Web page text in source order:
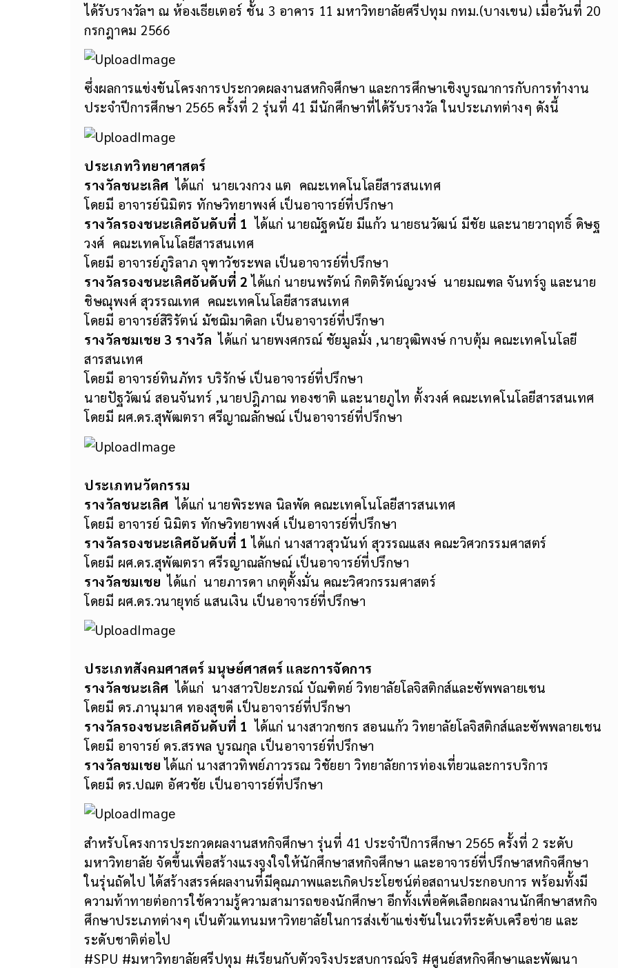
ได้รับรางวัลฯ ณ ห้องเธียเตอร์ ชั้น 3 อาคาร 11 มหาวิทยาลัยศรีปทุม กทม.(บางเขน) เมื่อวันที่ 20
กรกฎาคม 2566
ซึ่งผลการแข่งขันโครงการประกวดผลงานสหกิจศึกษา และการศึกษาเชิงบูรณาการกับการทำงาน
ประจำปีการศึกษา 2565 ครั้งที่ 2 รุ่นที่ 41 มีนักศึกษาที่ได้รับรางวัล ในประเภทต่างๆ ดังนี้
ประเภทวิทยาศาสตร์
รางวัลชนะเลิศได้แก่ นายเวงกวง แต คณะเทคโนโลยีสารสนเทศ
โดยมี อาจารย์นิมิตร ทักษวิทยาพงศ์ เป็นอาจารย์ที่ปรึกษา
รางวัลรองชนะเลิศอันดับที่ 1ได้แก่ นายณัฐดนัย มีแก้ว นายธนวัฒน์ มีชัย และนายวาฤทธิ์ ดิษฐ
วงศ์ คณะเทคโนโลยีสารสนเทศ
โดยมี อาจารย์ภูริลาภ จุฑาวัชระพล เป็นอาจารย์ที่ปรึกษา
รางวัลรองชนะเลิศอันดับที่ 2ได้แก่ นายนพรัตน์ กิตติรัตน์ญวงษ์ นายมณฑล จันทร์จู และนาย
ชิษณุพงศ์ สุวรรณเทศ คณะเทคโนโลยีสารสนเทศ
โดยมี อาจารย์สิริรัตน์ มัชฌิมาดิลก เป็นอาจารย์ที่ปรึกษา
รางวัลชมเชย 3 รางวัลได้แก่ นายพงศกรณ์ ชัยมูลมั่ง ,นายวุฒิพงษ์ กาบตุ้ม คณะเทคโนโลยี
สารสนเทศ
โดยมี อาจารย์ทินภัทร บริรักษ์ เป็นอาจารย์ที่ปรึกษา
นายปัฐวัฒน์ สอนจันทร์ ,นายปฎิภาณ ทองชาติ และนายภูไท ตั้งวงศ์ คณะเทคโนโลยีสารสนเทศ
โดยมี ผศ.ดร.สุพัฒตรา ศรีญาณลักษณ์ เป็นอาจารย์ที่ปรึกษา
ประเภทนวัตกรรม
รางวัลชนะเลิศได้แก่ นายพิระพล นิลพัด คณะเทคโนโลยีสารสนเทศ
โดยมี อาจารย์ นิมิตร ทักษวิทยาพงศ์ เป็นอาจารย์ที่ปรึกษา
รางวัลรองชนะเลิศอันดับที่ 1ได้แก่ นางสาวสุวนันท์ สุวรรณแสง คณะวิศวกรรมศาสตร์
โดยมี ผศ.ดร.สุพัฒตรา ศรีรญาณลักษณ์ เป็นอาจารย์ที่ปรึกษา
รางวัลชมเชยได้แก่ นายภารดา เกตุตั้งมั่น คณะวิศวกรรมศาสตร์
โดยมี ผศ.ดร.วนายุทธ์ แสนเงิน เป็นอาจารย์ที่ปรึกษา
ประเภทสังคมศาสตร์ มนุษย์ศาสตร์ และการจัดการ
รางวัลชนะเลิศได้แก่ นางสาวปิยะภรณ์ บัณฑิตย์ วิทยาลัยโลจิสติกส์และซัพพลายเชน
โดยมี ดร.ภานุมาศ ทองสุขดี เป็นอาจารย์ที่ปรึกษา
รางวัลรองชนะเลิศอันดับที่ 1ได้แก่ นางสาวกชกร สอนแก้ว วิทยาลัยโลจิสติกส์และซัพพลายเชน
โดยมี อาจารย์ ดร.สรพล บูรณกุล เป็นอาจารย์ที่ปรึกษา
รางวัลชมเชยได้แก่ นางสาวทิพย์ภาวรรณ วิชัยยา วิทยาลัยการท่องเที่ยวและการบริการ
โดยมี ดร.ปณต อัศวชัย เป็นอาจารย์ที่ปรึกษา
สำหรับโครงการประกวดผลงานสหกิจศึกษา รุ่นที่ 41 ประจำปีการศึกษา 2565 ครั้งที่ 2 ระดับ
มหาวิทยาลัย จัดขึ้นเพื่อสร้างแรงจูงใจให้นักศึกษาสหกิจศึกษา และอาจารย์ที่ปรึกษาสหกิจศึกษา
ในรุ่นถัดไป ได้สร้างสรรค์ผลงานที่มีคุณภาพและเกิดประโยชน์ต่อสถานประกอบการ พร้อมทั้งมี
ความท้าทายต่อการใช้ความรู้ความสามารถของนักศึกษา อีกทั้งเพื่อคัดเลือกผลงานนักศึกษาสหกิจ
ศึกษาประเภทต่างๆ เป็นตัวแทนมหาวิทยาลัยในการส่งเข้าแข่งขันในเวทีระดับเครือข่าย และ
ระดับชาติต่อไป
#SPU #มหาวิทยาลัยศรีปทุม #เรียนกับตัวจริงประสบการณ์จริ #ศูนย์สหกิจศึกษาและพัฒนา